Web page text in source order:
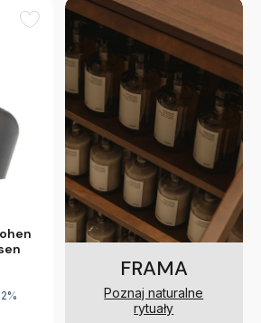
FRAMA
Poznaj naturalne
rytuały